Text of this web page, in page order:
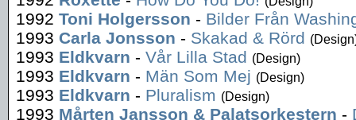
1992 Toni Holgersson - Bilder Från
1993 Carla Jonsson - Skakad & Rörd
1993 Eldkvarn - Vår Lilla Stad (Design)
1993 Eldkvarn - Män Som Mej (Design)
1993 Eldkvarn - Pluralism (Design)
1993 Mårten Jansson & Palatsorkestern -